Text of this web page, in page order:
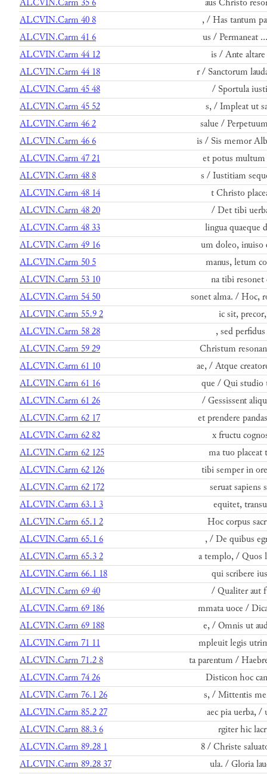
ALCVIN.Carm 40 8
, / Has tantum
ALCVIN.Carm 41 6
us / Permaneat
ALCVIN.Carm 44 12
is / Ante
ALCVIN.Carm 44 18
r / Sanctorum
ALCVIN.Carm 45 48
/ Sportula
ALCVIN.Carm 45 52
s, / Impleat ut
ALCVIN.Carm 46 2
salue /
ALCVIN.Carm 46 6
is / Sis memor
ALCVIN.Carm 47 21
et potus
ALCVIN.Carm 48 8
s / Iustitiam
ALCVIN.Carm 48 14
t Christo
ALCVIN.Carm 48 20
/ Det tibi
ALCVIN.Carm 48 33
lingua quaeque
ALCVIN.Carm 49 16
um doleo, inuiso
ALCVIN.Carm 50 5
manus, letum
ALCVIN.Carm 53 10
na tibi
ALCVIN.Carm 54 50
sonet alma. / Hoc,
ALCVIN.Carm 55.9 2
ic sit,
ALCVIN.Carm 58 28
, sed
ALCVIN.Carm 59 29
Christum
ALCVIN.Carm 61 10
ae, / Atque
ALCVIN.Carm 61 16
que / Qui studio
ALCVIN.Carm 61 26
/ Gessissent
ALCVIN.Carm 62 17
et prendere
ALCVIN.Carm 62 82
x fructu
ALCVIN.Carm 62 125
ma tuo
ALCVIN.Carm 62 126
tibi semper in
ALCVIN.Carm 62 172
seruat
ALCVIN.Carm 63.1 3
equitet,
ALCVIN.Carm 65.1 2
Hoc corpus
ALCVIN.Carm 65.1 6
, / De quibus
ALCVIN.Carm 65.3 2
a templo, / Quos
ALCVIN.Carm 66.1 18
qui scribere
ALCVIN.Carm 69 40
/ Qualiter aut
ALCVIN.Carm 69 186
mmata uoce /
ALCVIN.Carm 69 188
e, / Omnis ut
ALCVIN.Carm 71 11
mpleuit legis
ALCVIN.Carm 71.2 8
ta parentum /
ALCVIN.Carm 74 26
Disticon hoc
ALCVIN.Carm 76.1 26
s, / Mittentis
ALCVIN.Carm 85.2 27
aec pia uerba,
ALCVIN.Carm 88.3 6
rgiter hic
ALCVIN.Carm 89.28 1
8 / Christe
ALCVIN.Carm 89.28 37
ula. / Gloria